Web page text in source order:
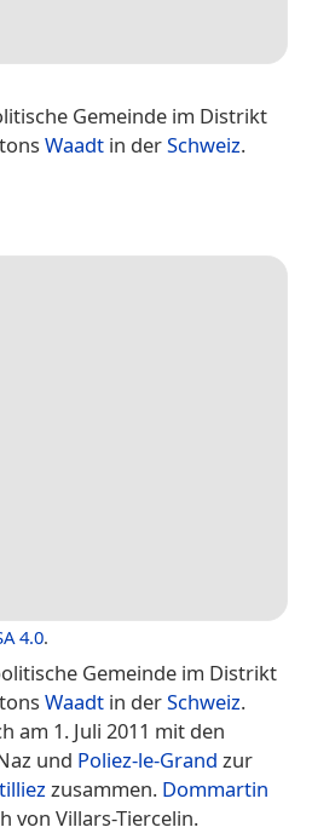
Gemeinde im Distrikt
Waadt in derSchweiz.
4.0.
Gemeinde im Distrikt
Waadt in derSchweiz.
am 1. Juli 2011 mit den
und Poliez-le-Grand zur
zusammen. Dommartin
von Villars-Tiercelin.